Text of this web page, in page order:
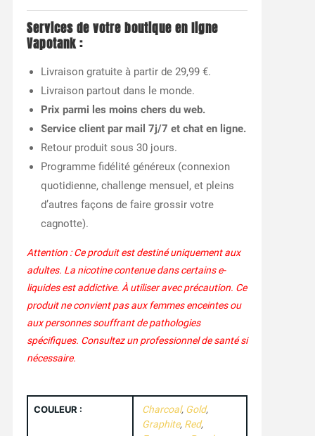
Services de votre boutique en ligne
Vapotank:
Livraison gratuite à partir de 29,99 €.
Livraison partout dans le monde.
Prix parmi les moins chers du web.
Service client par mail 7j/7 et chat en ligne.
Retour produit sous 30 jours.
Programme fidélité généreux (connexion
quotidienne, challenge mensuel, et pleins
d’autres façons de faire grossir votre
cagnotte).
Attention : Ce produit est destiné uniquement aux
adultes. La nicotine contenue dans certains e-
liquides est addictive. À utiliser avec précaution. Ce
produit ne convient pas aux femmes enceintes ou
aux personnes souffrant de pathologies
spécifiques. Consultez un professionnel de santé si
nécessaire.
COULEUR : Charcoal, Gold,
Graphite, Red,